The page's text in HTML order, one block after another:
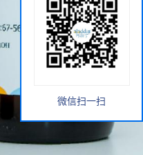
微信扫一扫